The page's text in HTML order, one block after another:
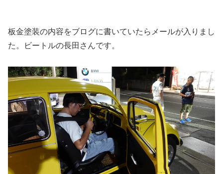
板金塗装の内容をブログに書いていたらメールが入りまし
た。ビートルの長田さんです。